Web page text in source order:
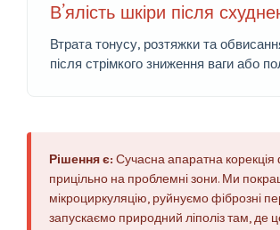
В’ялість шкіри після
Втрата тонусу, розтяжки та
після стрімкого зниження ваги або
Рішення є: Сучасна апаратна корекція
прицільно на проблемні зони. Ми
мікроциркуляцію, руйнуємо фіброзні
запускаємо природний ліполіз там, де